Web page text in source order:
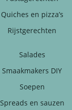
Quiches en pizza’s
Rijstgerechten
Salades
Smaakmakers DIY
Soepen
Spreads en sauzen